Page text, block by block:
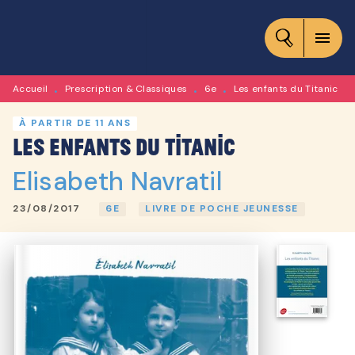
CONTENU
menu
Accueil • Prescription & Classiques • 6e • Les enfants du Titanic
À PARTIR DE 11 ANS
Les enfants du Titanic
Elisabeth Navratil
23/08/2017 6E LIVRE DE POCHE JEUNESSE